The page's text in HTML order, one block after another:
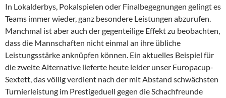
In Lokalderbys, Pokalspielen oder Finalbegegnungen gelingt es
Teams immer wieder, ganz besondere Leistungen abzurufen.
Manchmal ist aber auch der gegenteilige Effekt zu beobachten,
dass die Mannschaften nicht einmal an ihre übliche
Leistungsstärke anknüpfen können. Ein aktuelles Beispiel für
die zweite Alternative lieferte heute leider unser Europacup-
Sextett, das völlig verdient nach der mit Abstand schwächsten
Turnierleistung im Prestigeduell gegen die Schachfreunde